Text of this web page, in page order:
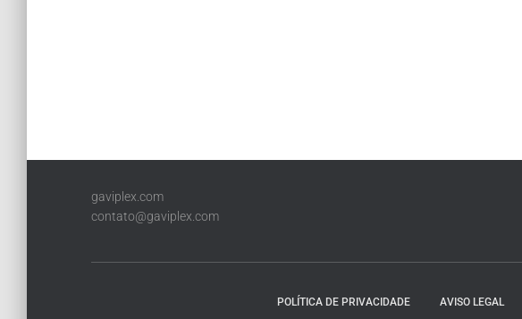
gaviplex.com
contato@gaviplex.com
POLÍTICA DE PRIVACIDADE AVISO LEGAL